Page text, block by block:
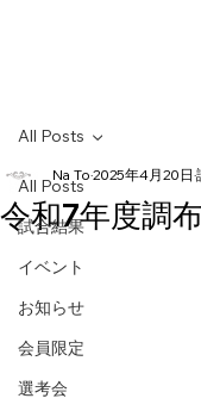
All Posts
試合結果
イベント
お知らせ
会員限定
選考会
All Posts
令和7年度調
Na To 2025年4月20日